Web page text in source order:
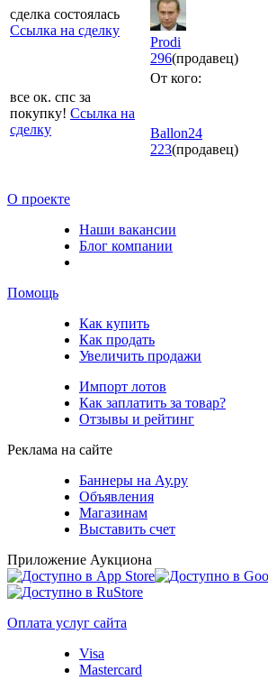
сделка состоялась
Ссылка на сделку
Prodi
296(продавец)
все ок. спс за
покупку! Ссылка на
сделку
От кого:
Ballon24
223(продавец)
О проекте
Наши вакансии
Блог компании
Помощь
Как купить
Как продать
Увеличить продажи
Импорт лотов
Как заплатить за товар?
Отзывы и рейтинг
Реклама на сайте
Баннеры на Ау.ру
Объявления
Магазинам
Выставить счет
Приложение Аукциона
Оплата услуг сайта
Visa
Mastercard